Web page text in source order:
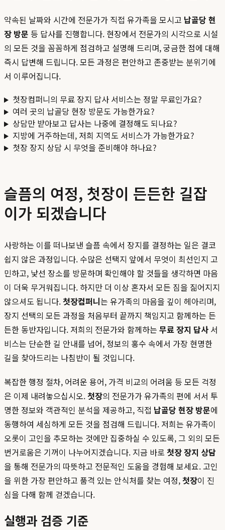
약속된 날짜와 시간에 전문가가 직접 유가족을 모시고 납골당 현
장 방문 등 답사를 진행합니다. 현장에서 전문가의 시각으로 시설
의 모든 것을 꼼꼼하게 점검하고 설명해 드리며, 궁금한 점에 대해
즉시 답변해 드립니다. 모든 과정은 편안하고 존중받는 분위기에
서 이루어집니다.
첫장컴퍼니의 무료 장지 답사 서비스는 정말 무료인가요?
여러 곳의 납골당 현장 방문도 가능한가요?
상담만 받아보고 답사는 나중에 결정해도 되나요?
지방에 거주하는데, 저희 지역도 서비스가 가능한가요?
첫장 장지 상담 시 무엇을 준비해야 하나요?
슬픔의 여정, 첫장이 든든한 길잡
이가 되겠습니다
사랑하는 이를 떠나보낸 슬픔 속에서 장지를 결정하는 일은 결코
쉽지 않은 과정입니다. 수많은 선택지 앞에서 무엇이 최선인지 고
민하고, 낯선 장소를 방문하며 확인해야 할 것들을 생각하면 마음
이 더욱 무거워집니다. 하지만 더 이상 혼자서 모든 짐을 짊어지지
않으셔도 됩니다.첫장컴퍼니는 유가족의 마음을 깊이 헤아리며,
장지 선택의 모든 과정을 처음부터 끝까지 책임지고 함께하는 든
든한 동반자입니다. 저희의 전문가와 함께하는 무료 장지 답사 서
비스는 단순한 길 안내를 넘어, 정보의 홍수 속에서 가장 현명한
길을 찾아드리는 나침반이 될 것입니다.
복잡한 행정 절차, 어려운 용어, 가격 비교의 어려움 등 모든 걱정
은 이제 내려놓으십시오.첫장의 전문가가 유가족의 편에 서서 투
명한 정보와 객관적인 분석을 제공하고, 직접 납골당 현장 방문에
동행하여 세심하게 모든 것을 점검해 드립니다. 저희는 유가족이
오롯이 고인을 추모하는 것에만 집중하실 수 있도록, 그 외의 모든
번거로움은 기꺼이 나누어지겠습니다. 지금 바로 첫장 장지 상담
을 통해 전문가의 따뜻하고 전문적인 도움을 경험해 보세요. 고인
을 위한 가장 편안하고 품격 있는 안식처를 찾는 여정,첫장이 진
심을 다해 함께 걷겠습니다.
실행과 검증 기준